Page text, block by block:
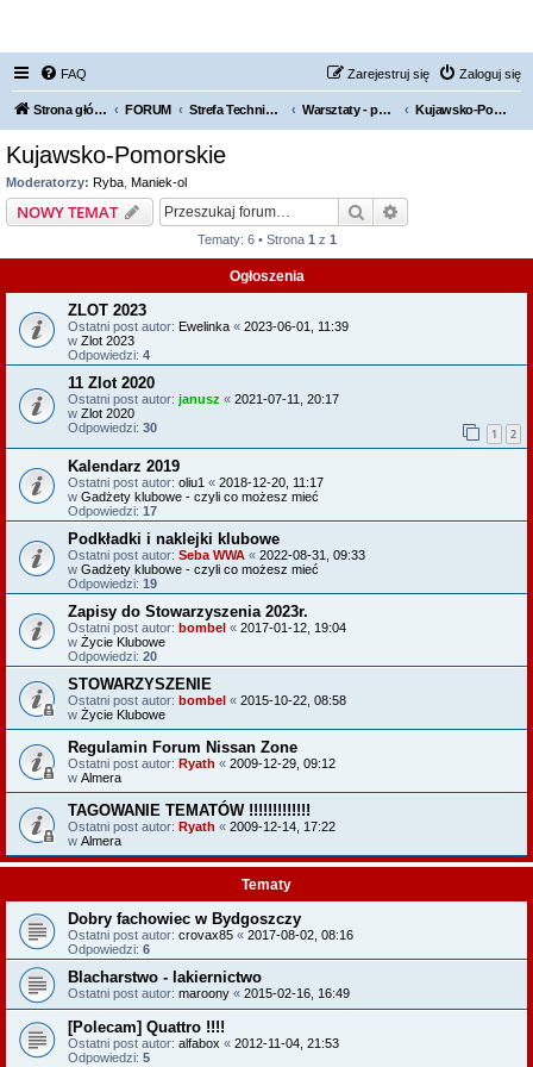
FAQ Zaloguj się
Zarejestruj się
Strona główna KLUBU FORUM Strefa Techniczna Warsztaty - polecamy, odradzamy Kujawsko-Pomorskie
Kujawsko-Pomorskie
Moderatorzy: Ryba Maniek-ol
NOWY TEMAT Szukaj
Tematy: 6 • Strona 1 z 1
Ogłoszenia
ZLOT 2023
Ostatni post autor: Ewelinka « 2023-06-01, 11:39
w Zlot 2023
Odpowiedzi: 4
11 Zlot 2020
Ostatni post autor: janusz « 2021-07-11, 20:17
w Zlot 2020
Odpowiedzi: 30 1 2
Kalendarz 2019
Ostatni post autor: oliu1 « 2018-12-20, 11:17
w Gadżety klubowe - czyli co możesz mieć
Odpowiedzi: 17
Podkładki i naklejki klubowe
Ostatni post autor: Seba WWA « 2022-08-31, 09:33
w Gadżety klubowe - czyli co możesz mieć
Odpowiedzi: 19
Zapisy do Stowarzyszenia 2023r.
Ostatni post autor: bombel « 2017-01-12, 19:04
w Życie Klubowe
Odpowiedzi: 20
STOWARZYSZENIE
Ostatni post autor: bombel « 2015-10-22, 08:58
w Życie Klubowe
Regulamin Forum Nissan Zone
Ostatni post autor: Ryath « 2009-12-29, 09:12
w Almera
TAGOWANIE TEMATÓW !!!!!!!!!!!!!
Ostatni post autor: Ryath « 2009-12-14, 17:22
w Almera
Tematy
Dobry fachowiec w Bydgoszczy
Ostatni post autor: crovax85 « 2017-08-02, 08:16
Odpowiedzi: 6
Blacharstwo - lakiernictwo
Ostatni post autor: maroony « 2015-02-16, 16:49
[Polecam] Quattro !!!!
Ostatni post autor: alfabox « 2012-11-04, 21:53
Odpowiedzi: 5